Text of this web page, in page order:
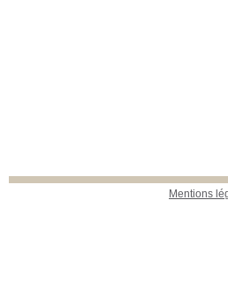
Mentions